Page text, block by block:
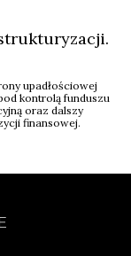
upadłościowej
kontrolą funduszu
oraz dalszy
finansowej.